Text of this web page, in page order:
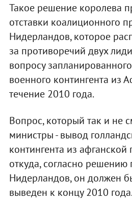
Такое решение королева
отставки коалиционного
Нидерландов, которое
за противоречий двух
вопросу
военного контингента из
течение 2010 года.
Вопрос, который так и не
министры - вывод
контингента из афганской
откуда, согласно решению
Нидерландов, он должен
выведен к концу 2010